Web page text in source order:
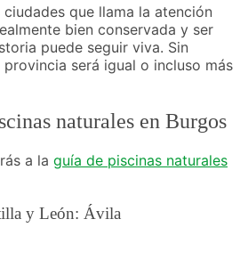
ciudades que llama la atención
bien conservada y ser
puede seguir viva. Sin
será igual o incluso más
naturales en Burgos
a la guía de piscinas naturales
y León: Ávila